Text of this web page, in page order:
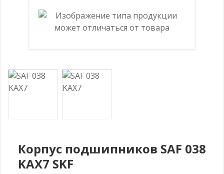
Корпус подшипников SAF 038
KAX7 SKF